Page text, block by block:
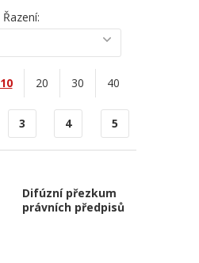
Řazení:
10 20 30 40
3 4 5
Difúzní přezkum
právních předpisů